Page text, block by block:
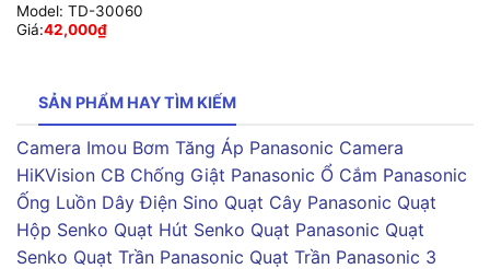
Model: TD-30060
Giá:42,000₫
SẢN PHẨM HAY TÌM KIẾM
Camera Imou Bơm Tăng Áp Panasonic Camera
HiKVision CB Chống Giật Panasonic Ổ Cắm Panasonic
Ống Luồn Dây Điện Sino Quạt Cây Panasonic Quạt
Hộp Senko Quạt Hút Senko Quạt Panasonic Quạt
Senko Quạt Trần Panasonic Quạt Trần Panasonic 3